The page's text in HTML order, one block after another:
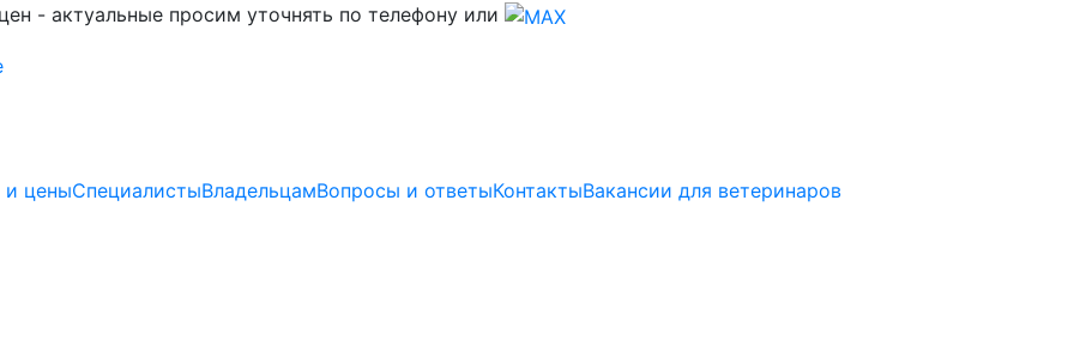
- актуальные просим уточнять по телефону или
и ценыСпециалистыВладельцамВопросы и ответыКонтактыВакансии для ветеринаров